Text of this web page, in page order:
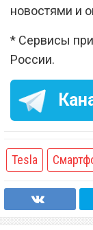
новостями и
* Сервисы
России.
Tesla